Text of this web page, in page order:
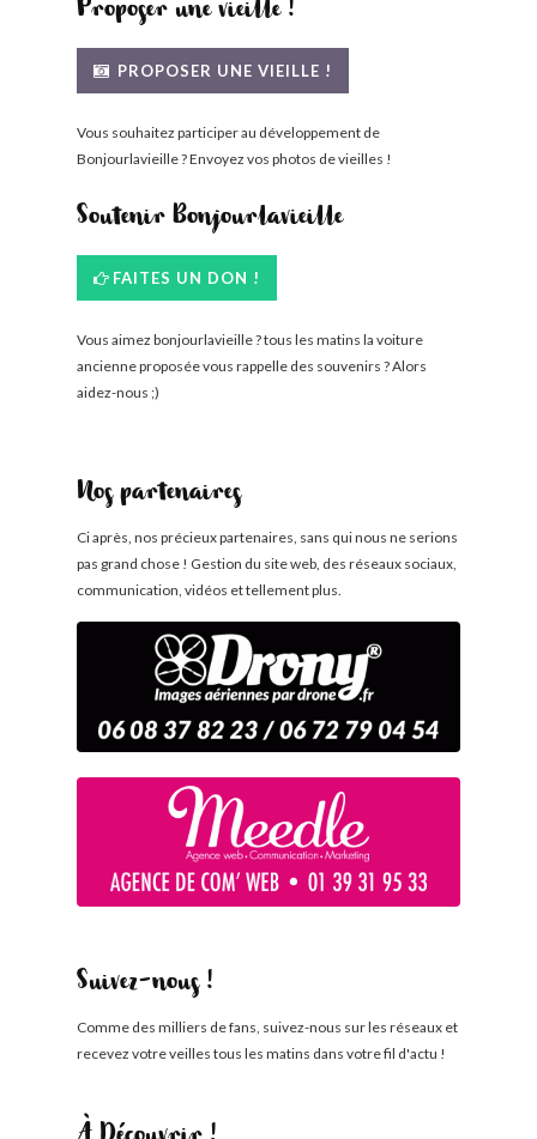
Proposer une vieille !
PROPOSER UNE VIEILLE !
Vous souhaitez participer au développement de
Bonjourlavieille ? Envoyez vos photos de vieilles !
Soutenir Bonjourlavieille
FAITES UN DON !
Vous aimez bonjourlavieille ? tous les matins la voiture
ancienne proposée vous rappelle des souvenirs ? Alors
aidez-nous ;)
Nos partenaires
Ci après, nos précieux partenaires, sans qui nous ne serions
pas grand chose ! Gestion du site web, des réseaux sociaux,
communication, vidéos et tellement plus.
Suivez-nous !
Comme des milliers de fans, suivez-nous sur les réseaux et
recevez votre veilles tous les matins dans votre fil d'actu !